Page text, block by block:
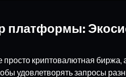
платформы:
просто криптовалютная
удовлетворять запросы